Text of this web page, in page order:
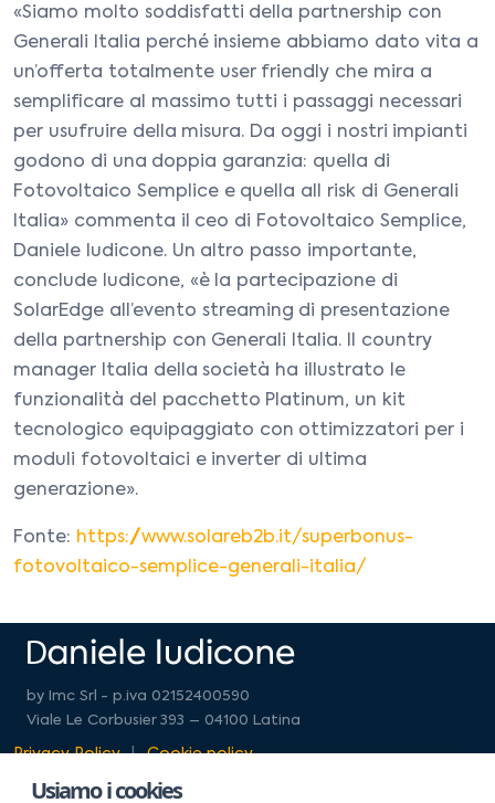
«Siamo molto soddisfatti della partnership con
Generali Italia perché insieme abbiamo dato vita a
un’offerta totalmente user friendly che mira a
semplificare al massimo tutti i passaggi necessari
per usufruire della misura. Da oggi i nostri impianti
godono di una doppia garanzia: quella di
Fotovoltaico Semplice e quella all risk di Generali
Italia» commenta il ceo di Fotovoltaico Semplice,
Daniele Iudicone. Un altro passo importante,
conclude Iudicone, «è la partecipazione di
SolarEdge all’evento streaming di presentazione
della partnership con Generali Italia. Il country
manager Italia della società ha illustrato le
funzionalità del pacchetto Platinum, un kit
tecnologico equipaggiato con ottimizzatori per i
moduli fotovoltaici e inverter di ultima
generazione».
Fonte: https://www.solareb2b.it/superbonus-
fotovoltaico-semplice-generali-italia/
by Imc Srl - p.iva 02152400590
Viale Le Corbusier 393 – 04100 Latina
Privacy Policy Cookie policy
Usiamo i cookies